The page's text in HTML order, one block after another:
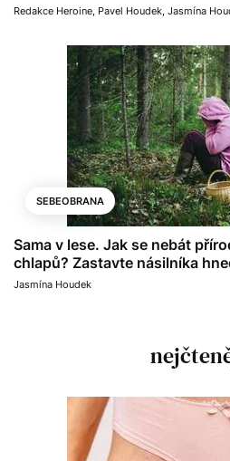
Redakce Heroine, Pavel Houdek, Jasmína
SEBEOBRANA
Sama v lese. Jak se nebát
chlapů? Zastavte násilníka
Jasmína Houdek